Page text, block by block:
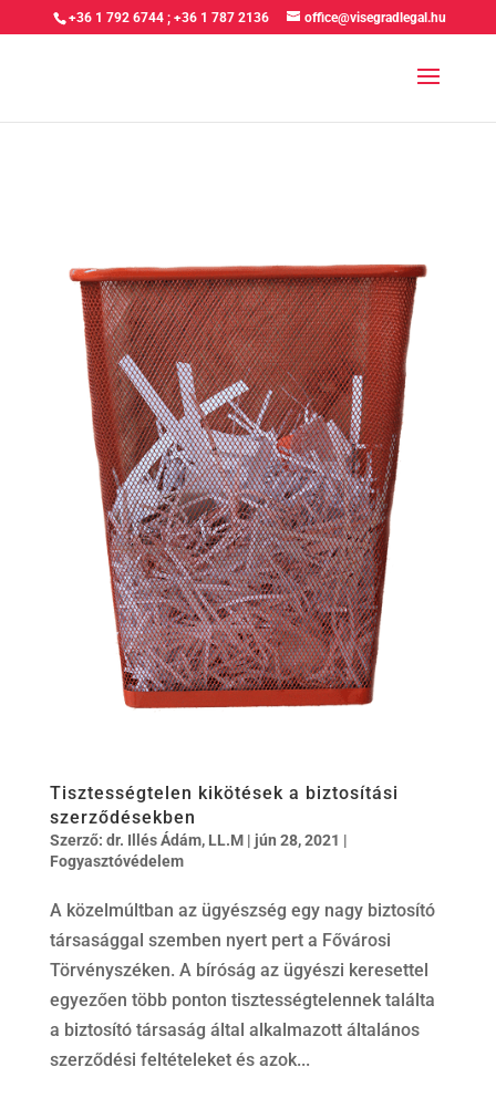
+36 1 792 6744 ;+36 1 787 2136 office@visegradlegal.hu
Tisztességtelen kikötések a biztosítási
szerződésekben
Szerző: dr. Illés Ádám, LL.M| jún 28, 2021 |
Fogyasztóvédelem
A közelmúltban az ügyészség egy nagy biztosító
társasággal szemben nyert pert a Fővárosi
Törvényszéken. A bíróság az ügyészi keresettel
egyezően több ponton tisztességtelennek találta
a biztosító társaság által alkalmazott általános
szerződési feltételeket és azok...